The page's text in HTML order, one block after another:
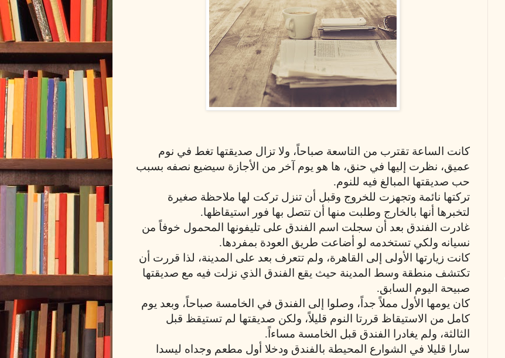
كانت الساعة تقترب من التاسعة صباحاً، ولا تزال صديقتها تغط في نوم
عميق، نظرت إليها في حنق، ها هو يوم آخر من الأجازة سيضيع نصفه بسبب
حب صديقتها المبالغ فيه للنوم.
تركتها نائمة وتجهزت للخروج وقبل أن تنزل تركت لها ملاحظة صغيرة
لتخبرها أنها بالخارج وطلبت منها أن تتصل بها فور استيقاظها.
غادرت الفندق بعد أن سجلت اسم الفندق على تليفونها المحمول خوفاً من
نسيانه ولكي تستخدمه لو أضاعت طريق العودة بمفردها.
كانت زيارتها الأولى إلى القاهرة، ولم تتعرف بعد على المدينة، لذا قررت أن
تكتشف منطقة وسط المدينة حيث يقع الفندق الذي نزلت فيه مع صديقتها
صبيحة اليوم السابق.
كان يومها الأول مملاً جداً، وصلوا إلى الفندق في الخامسة صباحاً، وبعد يوم
كامل من الاستيقاظ قررتا النوم قليلاً، ولكن صديقتها لم تستيقظ قبل
الثالثة، ولم يغادرا الفندق قبل الخامسة مساءاً.
سارا قليلا في الشوارع المحيطة بالفندق ودخلا أول مطعم وجداه ليسدا